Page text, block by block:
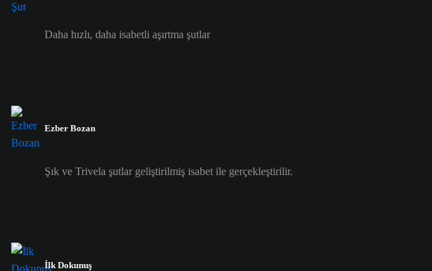
Daha hızlı, daha isabetli aşırtma şutlar
Ezber Bozan
Şık ve Trivela şutlar geliştirilmiş isabet ile gerçekleştirilir.
İlk Dokunuş